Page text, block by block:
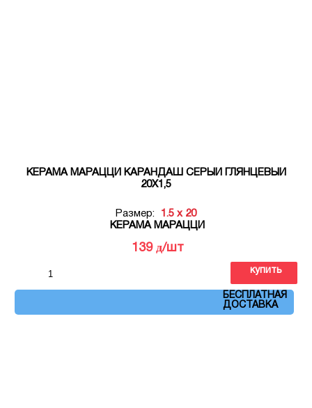
КЕРАМА МАРАЦЦИ КАРАНДАШ СЕРЫЙ ГЛЯНЦЕВЫЙ
20Х1,5
Размер:
1.5 x 20
КЕРАМА МАРАЦЦИ
139 д/шт
БЕСПЛАТНАЯ
ДОСТАВКА
купить